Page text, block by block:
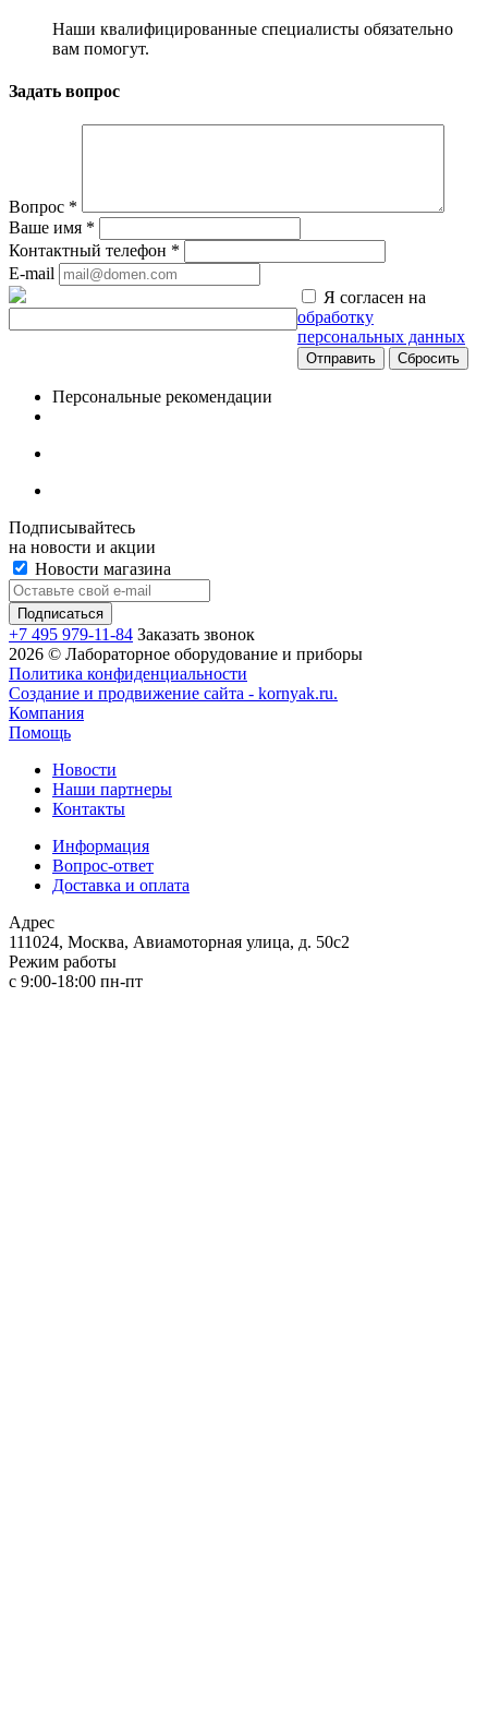
Наши квалифицированные специалисты обязательно
вам помогут.
Задать вопрос
Вопрос *
Ваше имя *
Контактный телефон *
E-mail
Я согласен на
обработку
персональных данных
Сбросить
Персональные рекомендации
Подписывайтесь
на новости и акции
Новости магазина
+7 495 979-11-84 Заказать звонок
2026 © Лабораторное оборудование и приборы
Политика конфиденциальности
Создание и продвижение сайта - kornyak.ru.
Компания
Помощь
Новости
Наши партнеры
Контакты
Информация
Вопрос-ответ
Доставка и оплата
Адрес
111024, Москва, Авиамоторная улица, д. 50с2
Режим работы
с 9:00-18:00 пн-пт